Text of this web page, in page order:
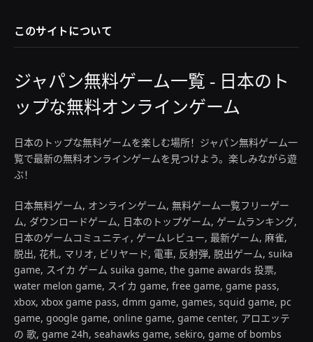
このサイトについて
ジャパン無料ゲーム一覧 - 日本のト
ップな無料オンラインゲーム
日本のトップな無料ゲームを楽しむ場所！ジャパン無料ゲーム一
覧で最新の無料オンラインゲームを見つけよう。楽しみながら遊
ぶ！
日本無料ゲーム, オンラインゲーム, 無料ゲーム一覧フリーゲー
ム, ダウンロードゲーム, 日本のトップゲーム, ゲームランキング,
日本のゲームコミュニティ, ゲームレビュー, 最新ゲーム, 麻雀,
脱出, 花札, マリオ, ビリヤード, 電車, 反射弾, 脱出ゲーム, suika
game, スイカ ゲーム suika game, the game awards 投票,
water melon game, スイカ game, free game, game pass,
xbox, xbox game pass, dmm game, games, squid game, pc
game, google game, online game, game center, アロエッテ
の 歌, game 24h, seahawks game, sekiro, game of bombs